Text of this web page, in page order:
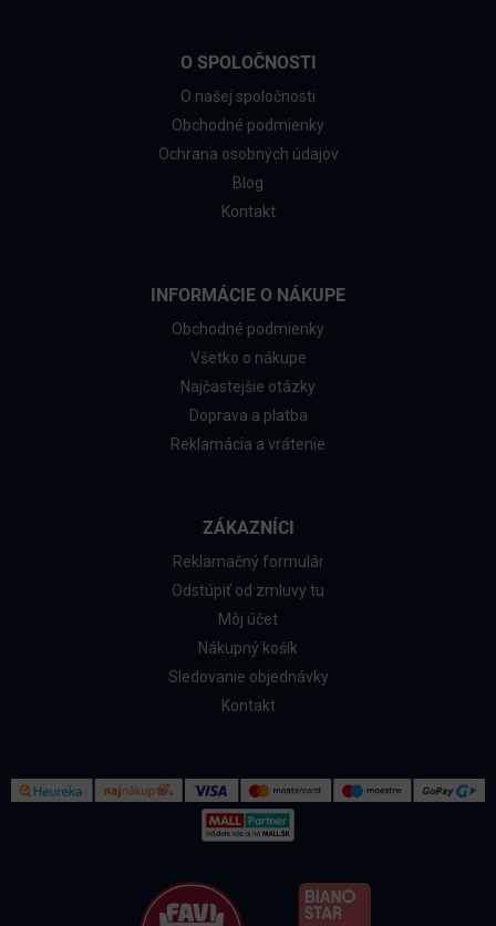
O SPOLOČNOSTI
O našej spoločnosti
Obchodné podmienky
Ochrana osobných údajov
Blog
Kontakt
INFORMÁCIE O NÁKUPE
Obchodné podmienky
Všetko o nákupe
Najčastejšie otázky
Doprava a platba
Reklamácia a vrátenie
ZÁKAZNÍCI
Reklamačný formulár
Odstúpiť od zmluvy tu
Môj účet
Nákupný košík
Sledovanie objednávky
Kontakt